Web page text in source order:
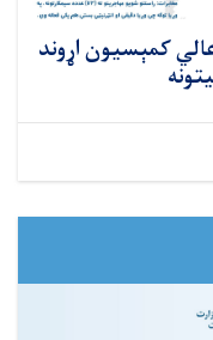
کمېسیون اړوند